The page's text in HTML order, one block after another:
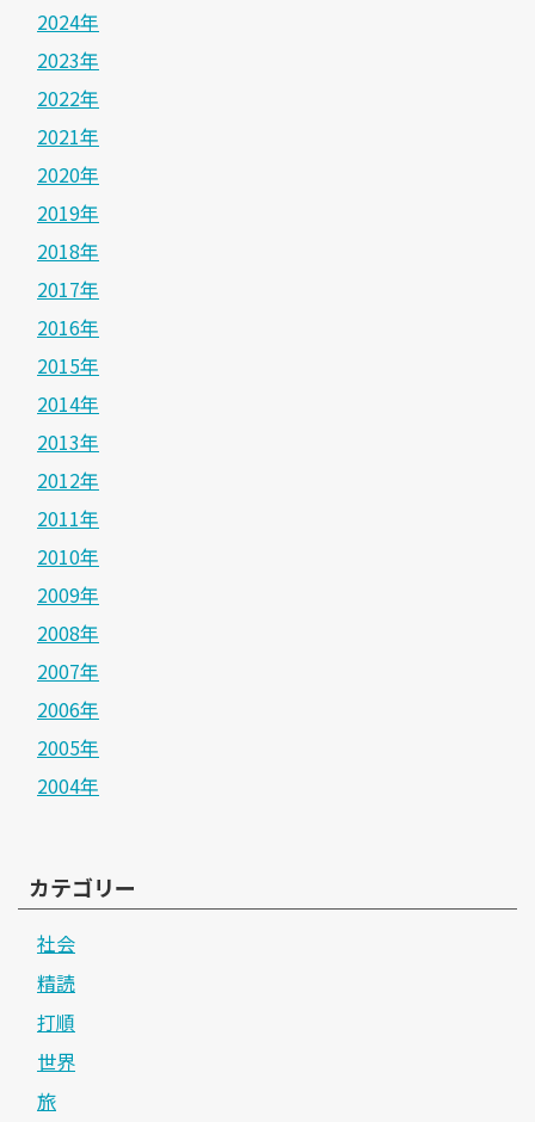
2024年
2023年
2022年
2021年
2020年
2019年
2018年
2017年
2016年
2015年
2014年
2013年
2012年
2011年
2010年
2009年
2008年
2007年
2006年
2005年
2004年
カテゴリー
社会
精読
打順
世界
旅